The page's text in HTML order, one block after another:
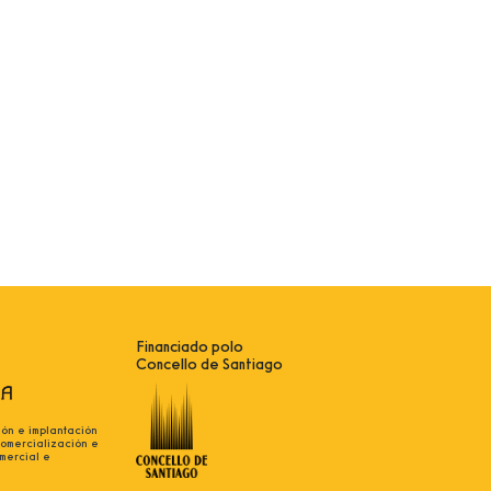
e implantación
e
e
Financiado polo
Concello de Santiago